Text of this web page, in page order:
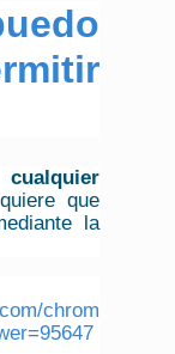
que
la
chrom